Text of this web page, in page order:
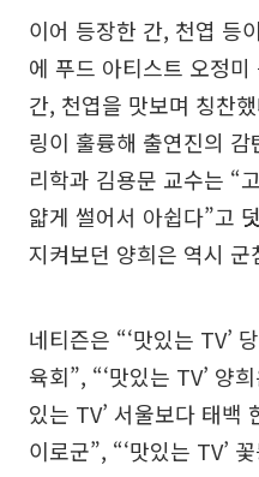
이어 등장한 간, 천엽 등
에 푸드 아티스트 오정
간, 천엽을 맛보며 칭찬
링이 훌륭해 출연진의
리학과 김용문 교수는 “
얇게 썰어서 아쉽다”고
지켜보던 양희은 역시
네티즌은 “‘맛있는 TV’
육회”, “‘맛있는 TV’ 양
있는 TV’ 서울보다 태백
이로군”, “‘맛있는 TV’